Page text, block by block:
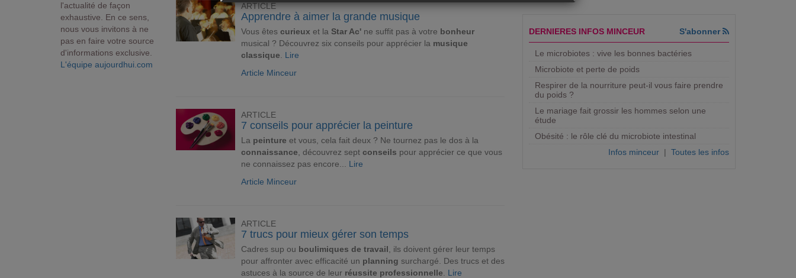
l'actualité de façon
exhaustive. En ce sens,
nous vous invitons à ne
pas en faire votre source
d'informations exclusive.
L'équipe aujourdhui.com
ARTICLE
Apprendre à aimer la grande musique
Vous êtes curieux et la Star Ac' ne suffit pas à votre bonheur
musical ? Découvrez six conseils pour apprécier la musique
classique
Lire
Article Minceur
ARTICLE
7 conseils pour apprécier la peinture
La peinture et vous, cela fait deux ? Ne tournez pas le dos à la
connaissance , découvrez sept conseils pour apprécier ce que vous
ne connaissez pas encore... Lire
Article Minceur
ARTICLE
7 trucs pour mieux gérer son temps
Cadres sup ou boulimiques de travail , ils doivent gérer leur temps
pour affronter avec efficacité un planning surchargé. Des trucs et des
astuces à la source de leur réussite professionnelle
Lire
DERNIERES INFOS MINCEUR S'abonner
Le microbiotes : vive les bonnes bactéries
Microbiote et perte de poids
Respirer de la nourriture peut-il vous faire prendre
du poids ?
Le mariage fait grossir les hommes selon une
étude
Obésité : le rôle clé du microbiote intestinal
Infos minceur | Toutes les infos